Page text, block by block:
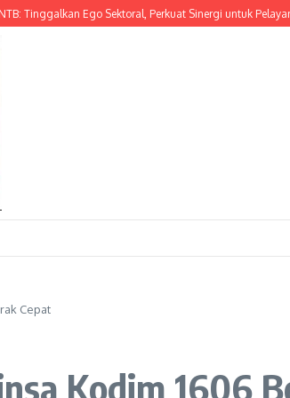
Ego Sektoral, Perkuat Sinergi untuk Pelayanan
Cepat
Kodim 1606